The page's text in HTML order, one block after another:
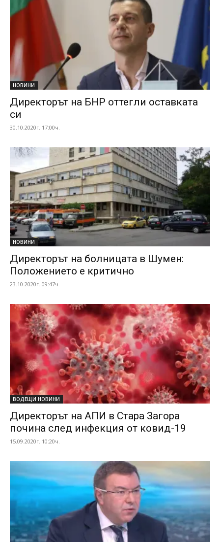
НОВИНИ
Директорът на БНР оттегли оставката
си
30.10.2020г. 17:00ч.
НОВИНИ
Директорът на болницата в Шумен:
Положението е критично
23.10.2020г. 09:47ч.
ВОДЕЩИ НОВИНИ
Директорът на АПИ в Стара Загора
почина след инфекция от ковид-19
15.09.2020г. 10:20ч.